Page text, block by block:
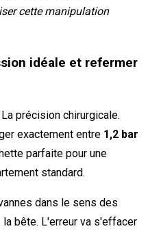
cette manipulation
idéale et refermer
précision chirurgicale.
exactement entre 1,2 bar
parfaite pour une
standard.
dans le sens des
bête. L'erreur va s'effacer